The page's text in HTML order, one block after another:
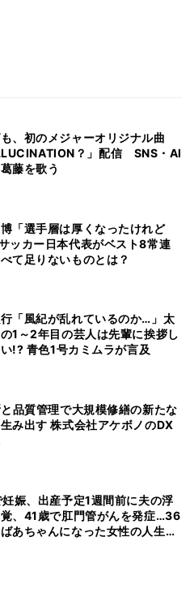
、初のメジャーオリジナル曲
？」配信 SNS・AI
藤を歌う
「選手層は厚くなったけれど
ッカー日本代表がベスト8常連
て足りないものとは？
「風紀が乱れているのか…」太
1～2年目の芸人は先輩に挨拶し
!? 青色1号カミムラが言及
品質管理で大規模修繕の新たな
み出す 株式会社アケボノのDX
娠、出産予定1週間前に夫の浮
、41歳で肛門管がんを発症…36
あちゃんになった女性の人生に
も思わず涙 『愛のハイエナ